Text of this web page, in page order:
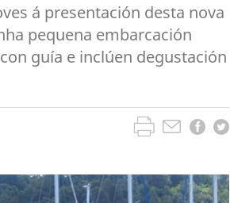
á presentación desta nova
pequena embarcación
guía e inclúen degustación